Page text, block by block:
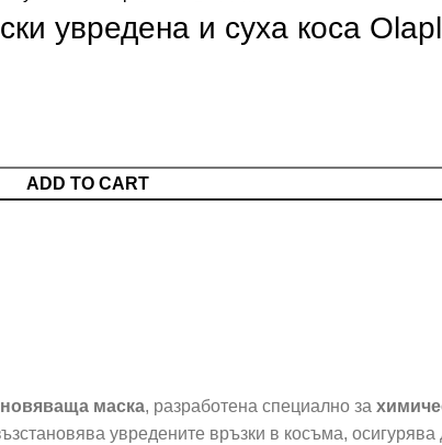
увредена и суха коса
ADD TO CART
маска, разработена специално за
увредените връзки в косъма,